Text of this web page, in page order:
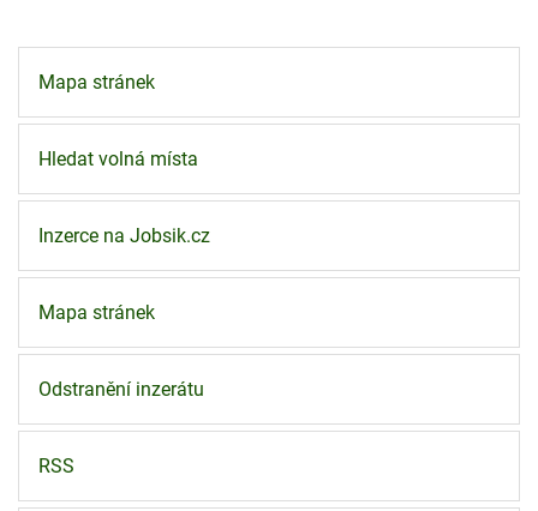
Mapa stránek
Hledat volná místa
Inzerce na Jobsik.cz
Mapa stránek
Odstranění inzerátu
RSS